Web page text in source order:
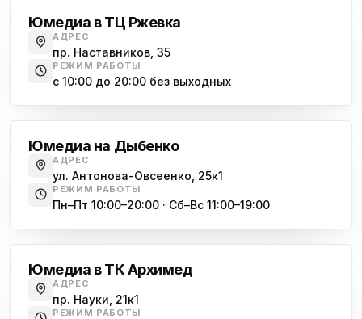
ю
Юмедиа в ТК Юго-Запад
пр. Маршала Жукова, 35-1
Юмедиа на Космонавтов
ю ул. Белы Куна, 24к1
ю
Юмедиа в Купчино
ул. Будапештская, 87-3
Юмедиа Сервис в Колпино
ю
Юмедиа во Всеволожске
пр. Христиновский 28, Всеволожск
Юмедиа в ТЦ Ржевка
АДРЕС
пр. Наставников, 35
РЕЖИМ РАБОТЫ
с 10:00 до 20:00 без выходных
Юмедиа на Дыбенко
АДРЕС
ул. Антонова-Овсеенко, 25к1
РЕЖИМ РАБОТЫ
Пн–Пт 10:00–20:00 · Сб–Вс 11:00–19:00
Юмедиа в ТК Архимед
АДРЕС
пр. Науки, 21к1
РЕЖИМ РАБОТЫ